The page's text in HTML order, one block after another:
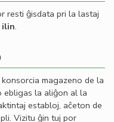
resti ĝisdata pri la lastaj
ilin.
magazeno de la
ebligas la aliĝon al la
establoj, aĉeton de
Vizitu ĝin tuj por